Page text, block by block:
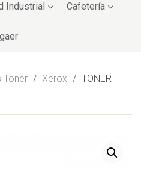
Industrial Cafetería
Toner / Xerox / TONER